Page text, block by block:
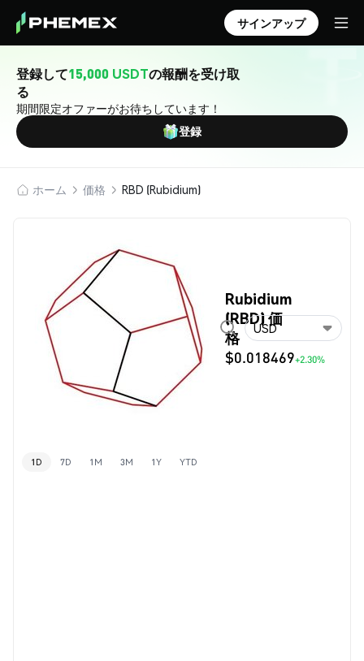
サインアップ
登録して15,000 USDTの報酬を受け取
る
期間限定オファーがお待ちしています！
登録
ホーム 価格 RBD (Rubidium)
Rubidium
(RBD) 価
格
$0.018469+2.30%
USD
1D 7D 1M 3M 1Y YTD